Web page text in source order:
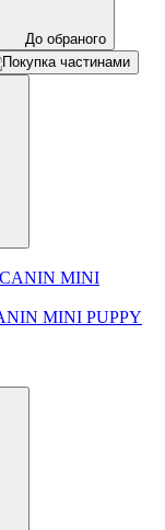
До обраного
MINI PUPPY